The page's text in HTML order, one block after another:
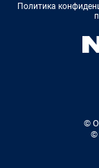
Политика
©
©